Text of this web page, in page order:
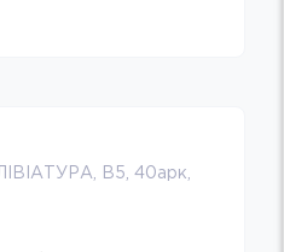
В5, 40арк,